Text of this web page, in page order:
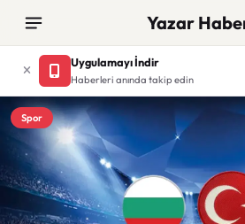
Yazar
Uygulamayı İndir
Haberleri anında takip edin
Spor